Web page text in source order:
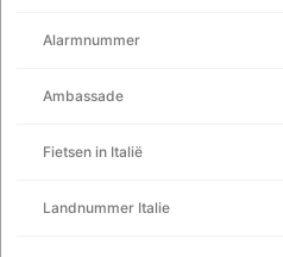
Alarmnummer
Ambassade
Fietsen in Italië
Landnummer Italie